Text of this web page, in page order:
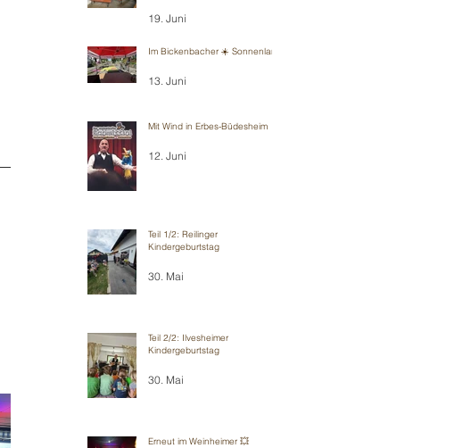
19. Juni
Im Bickenbacher ☀️ Sonnenland
13. Juni
Mit Wind in Erbes-Büdesheim
12. Juni
Teil 1/2: Reilinger
Kindergeburtstag
30. Mai
Teil 2/2: Ilvesheimer
Kindergeburtstag
30. Mai
Erneut im Weinheimer 💥